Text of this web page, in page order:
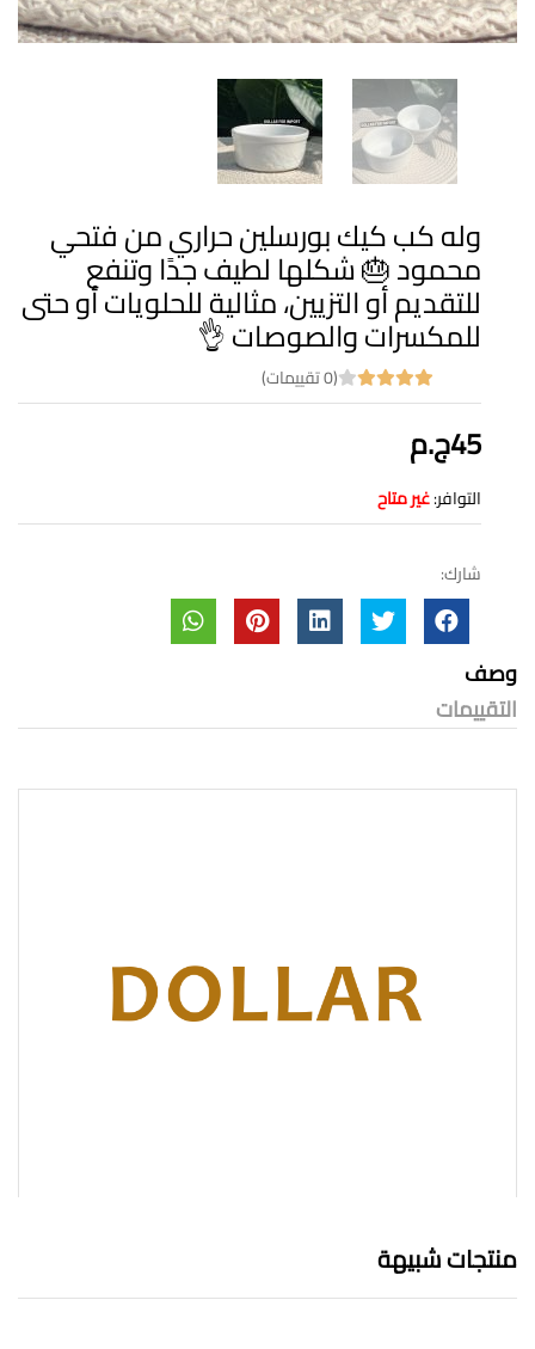
وله كب كيك بورسلين حراري من فتحي
محمود 🎂 شكلها لطيف جدًا وتنفع
للتقديم أو التزيين، مثالية للحلويات أو حتى
للمكسرات والصوصات 👌
(0 تقييمات)
45ج.م
التوافر:غير متاح
شارك:
وصف
التقييمات
منتجات شبيهة